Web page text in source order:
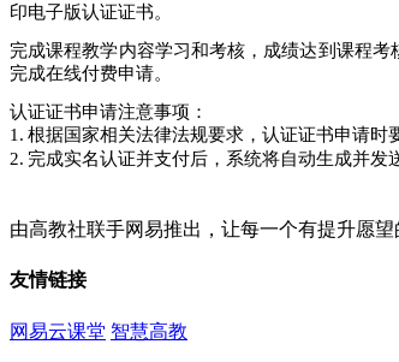
印电子版认证证书。
完成课程教学内容学习和考核，成绩达到课程
完成在线付费申请。
认证证书申请注意事项：
1. 根据国家相关法律法规要求，认证证书申请时
2. 完成实名认证并支付后，系统将自动生成并发
由高教社联手网易推出，让每一个有提升愿
友情链接
网易云课堂 智慧高教